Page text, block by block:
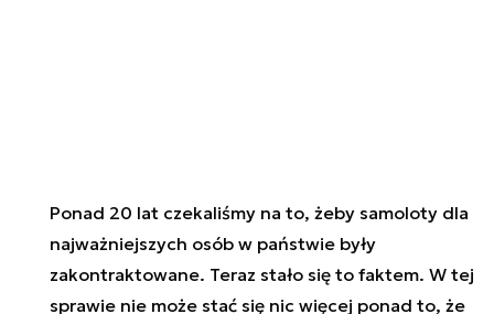
Ponad 20 lat czekaliśmy na to, żeby samoloty dla
najważniejszych osób w państwie były
zakontraktowane. Teraz stało się to faktem. W tej
sprawie nie może stać się nic więcej ponad to, że